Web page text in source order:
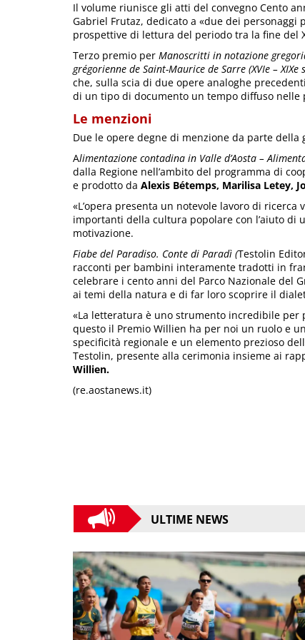
Il volume riunisce gli atti del convegno Cento
Gabriel Frutaz, dedicato a «due dei
prospettive di lettura del periodo tra la fine del
Terzo premio per Manoscritti in notazione
grégorienne de Saint-Maurice de Sarre (XVIe – XIXe
che, sulla scia di due opere analoghe
di un tipo di documento un tempo diffuso nelle
Le menzioni
Due le opere degne di menzione da parte della
Alimentazione contadina in Valle d’Aosta –
dalla Regione nell’ambito del programma di
e prodotto da Alexis Bétemps, Marilisa Letey,
«L’opera presenta un notevole lavoro di
importanti della cultura popolare con l’aiuto di
motivazione.
Fiabe del Paradiso. Conte di Paradì (Testolin
racconti per bambini interamente tradotti in
celebrare i cento anni del Parco Nazionale del
ai temi della natura e di far loro scoprire il
«La letteratura è uno strumento incredibile per
questo il Premio Willien ha per noi un ruolo e
specificità regionale e un elemento prezioso
Testolin, presente alla cerimonia insieme ai
Willien.
(re.aostanews.it)
ULTIME NEWS